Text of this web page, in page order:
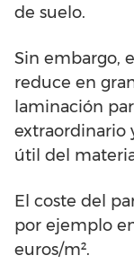
de suelo.
Sin embargo,
reduce en
laminación
extraordinario
útil del
El coste del
por ejemplo
euros/m².